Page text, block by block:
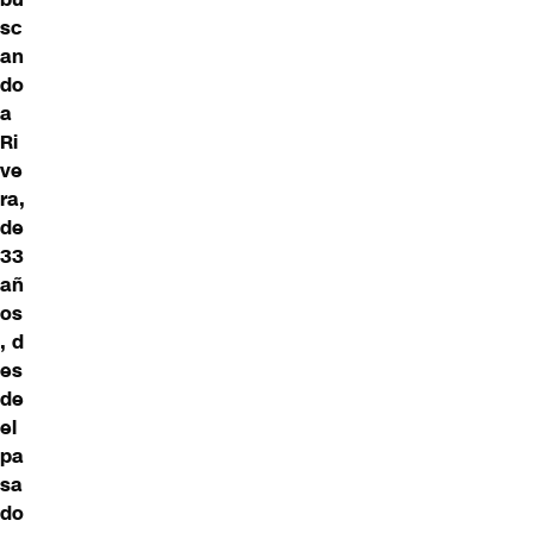
sc
an
do
a
Ri
ve
ra,
de
33
añ
os
, d
es
de
el
pa
sa
do